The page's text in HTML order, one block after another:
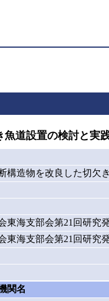
道設置の検討と実
構造物を改良した切欠
東海支部会第21回研究
東海支部会第21回研究
関名